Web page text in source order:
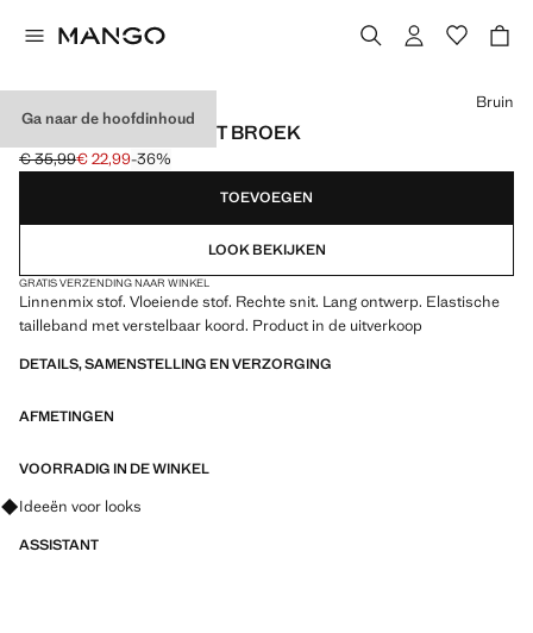
Ga naar de hoofdinhoud
LINNEN STRAIGHT-FIT BROEK
Oorspronkelijke prijs doorgehaald [€ 35,99 ]
€ 35,99
Huidige prijs [€ 22,99 ]
€ 22,99-36%
Kies een kleur
Bruin
TOEVOEGEN
LOOK BEKIJKEN
GRATIS VERZENDING NAAR WINKEL
Linnenmix stof. Vloeiende stof. Rechte snit. Lang ontwerp. Elastische
tailleband met verstelbaar koord. Product in de uitverkoop
DETAILS, SAMENSTELLING EN VERZORGING
AFMETINGEN
VOORRADIG IN DE WINKEL
Vraag om outfitideeën, kledingstukken en trends
Ideeën voor looks
ASSISTANT